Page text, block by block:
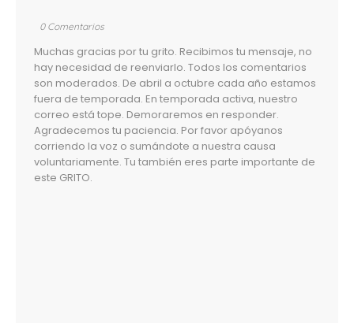
0 Comentarios
Muchas gracias por tu grito. Recibimos tu mensaje, no
hay necesidad de reenviarlo. Todos los comentarios
son moderados. De abril a octubre cada año estamos
fuera de temporada. En temporada activa, nuestro
correo está tope. Demoraremos en responder.
Agradecemos tu paciencia. Por favor apóyanos
corriendo la voz o sumándote a nuestra causa
voluntariamente. Tu también eres parte importante de
este GRITO.